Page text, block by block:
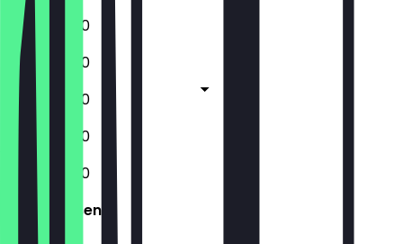
08:00 - 11:30
08:00 - 11:30
08:00 - 11:30
08:00 - 11:30
08:00 - 11:30
Geschlossen